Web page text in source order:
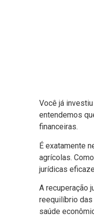
Você já
entendemos
financeiras.
É exatamente
agrícolas.
jurídicas
A recuperação
reequilíbrio das
saúde